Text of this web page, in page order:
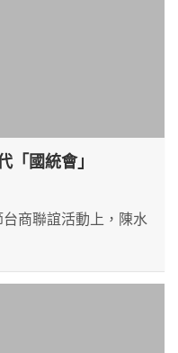
「國統會」
商聯誼活動上，陳水